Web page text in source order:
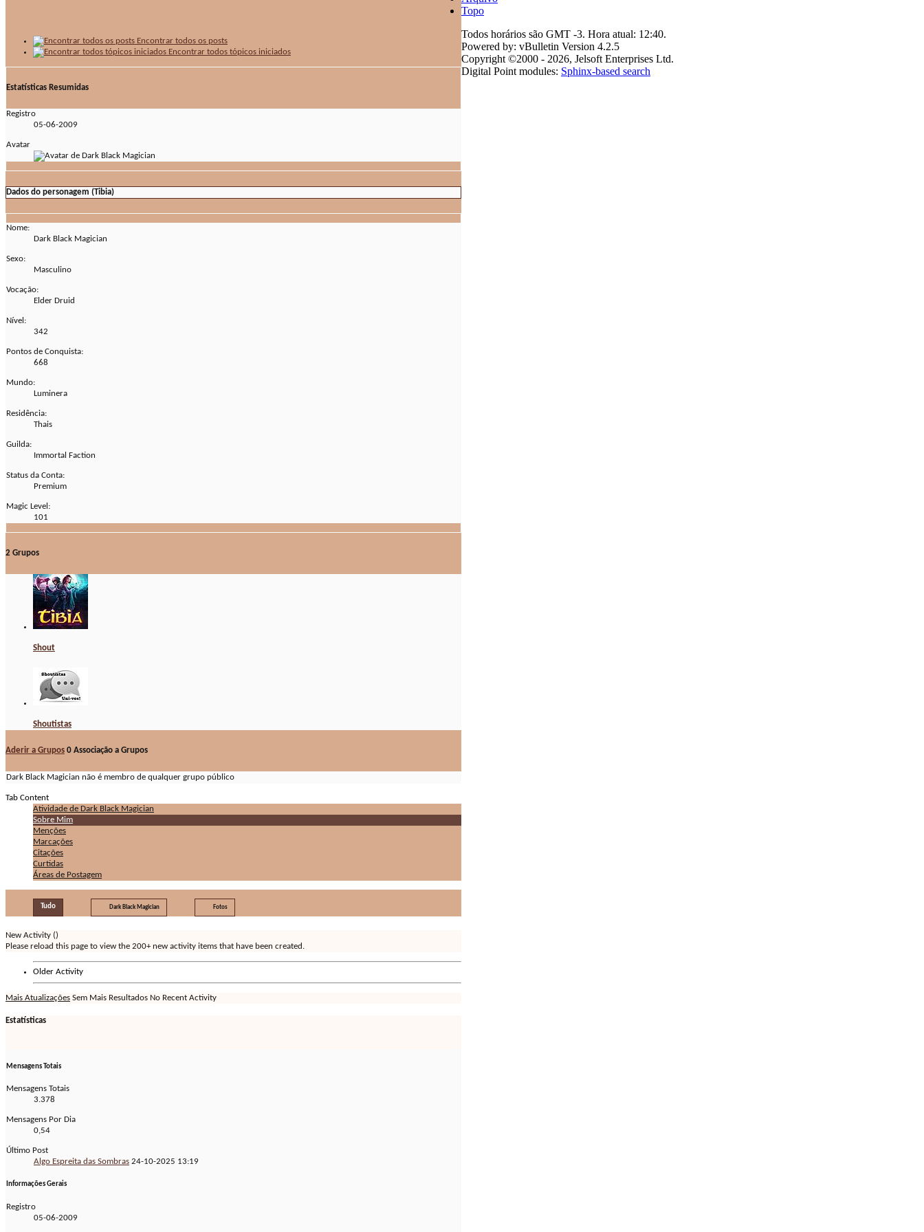
Encontrar todos os posts
Encontrar todos tópicos iniciados
Estatísticas Resumidas
Registro
05-06-2009
Avatar
Dados do personagem (Tibia)
Nome:
Dark Black Magician
Sexo:
Masculino
Vocação:
Elder Druid
Nível:
342
Pontos de Conquista:
668
Mundo:
Luminera
Residência:
Thais
Guilda:
Immortal Faction
Status da Conta:
Premium
Magic Level:
101
2 Grupos
Shout
Shoutistas
Aderir a Grupos 0 Associação a Grupos
Dark Black Magician não é membro de qualquer grupo público
Tab Content
Atividade de Dark Black Magician
Sobre Mim
Menções
Marcações
Citações
Curtidas
Áreas de Postagem
Tudo Dark Black Magician Fotos
New Activity ()
Please reload this page to view the 200+ new activity items that have been created.
Older Activity
Mais Atualizações Sem Mais Resultados No Recent Activity
Estatísticas
Mensagens Totais
Mensagens Totais
3.378
Mensagens Por Dia
0,54
Último Post
Algo Espreita das Sombras 24-10-2025 13:19
Informações Gerais
Registro
05-06-2009
Topo
Todos horários são GMT -3. Hora atual: 12:40.
Powered by: vBulletin Version 4.2.5
Copyright ©2000 - 2026, Jelsoft Enterprises Ltd.
Digital Point modules: Sphinx-based search